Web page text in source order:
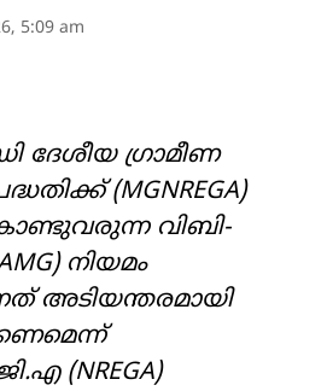
5:09 am
ദേശീയ ഗ്രാമീണ
(MGNREGA)
വിബി-
നിയമം
അടിയന്തരമായി
(NREGA)